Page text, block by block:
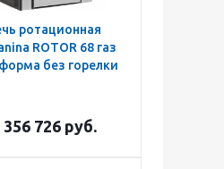
ротационная
ROTOR 68 газ
без горелки
356 726руб.